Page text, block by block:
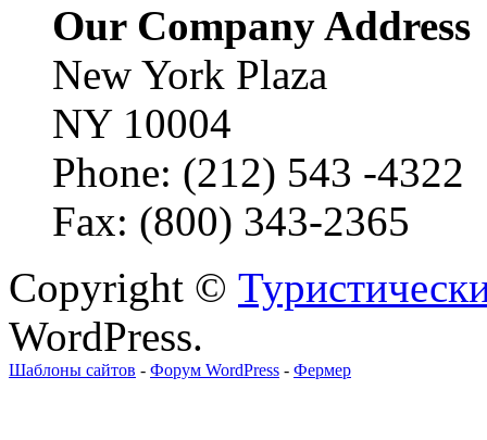
Our Company Address
New York Plaza
NY 10004
Phone: (212) 543 -4322
Fax: (800) 343-2365
Copyright ©
WordPress.
Шаблоны сайтов - Форум WordPress - Фермер